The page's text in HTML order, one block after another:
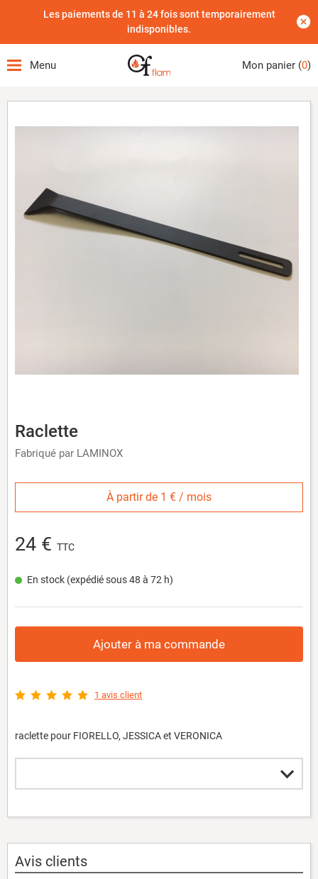
Les paiements de 11 à 24 fois sont temporairement
indisponibles.
Menu Mon panier (0)
Raclette
Fabriqué par LAMINOX
À partir de 1 € / mois
24 € TTC
En stock (expédié sous 48 à 72 h)
Ajouter à ma commande
1 avis client
raclette pour FIORELLO, JESSICA et VERONICA
Avis clients